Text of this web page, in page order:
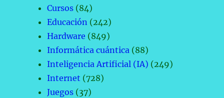
Cursos (84)
Educación (242)
Hardware (849)
Informática cuántica (88)
Inteligencia Artificial (IA) (249)
Internet (728)
Juegos (37)